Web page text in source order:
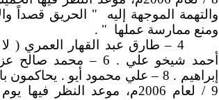
والتهمة الموجهة إليه
" الحريق قصداً
ومنع ممارسة عملها " .
4 – طارق عبد القهار العمري ( لا يزال موقوفاً ) .
إبراهيم . 8 – علي محمود أيو .